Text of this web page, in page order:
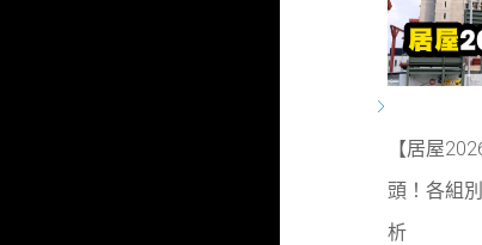
【居屋
頭！各組
析